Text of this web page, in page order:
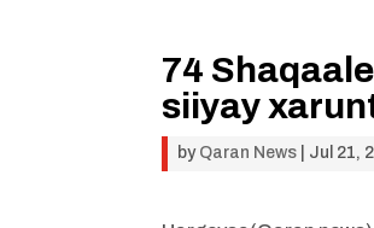
74
siiyay
by Qaran News Jul 21,